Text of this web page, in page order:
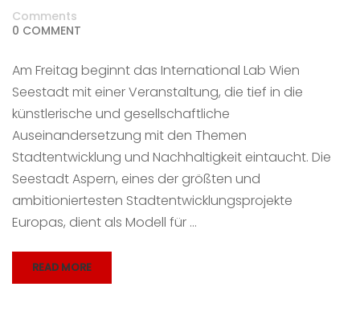
Comments
0 COMMENT
Am Freitag beginnt das International Lab Wien
Seestadt mit einer Veranstaltung, die tief in die
künstlerische und gesellschaftliche
Auseinandersetzung mit den Themen
Stadtentwicklung und Nachhaltigkeit eintaucht. Die
Seestadt Aspern, eines der größten und
ambitioniertesten Stadtentwicklungsprojekte
Europas, dient als Modell für …
READ MORE